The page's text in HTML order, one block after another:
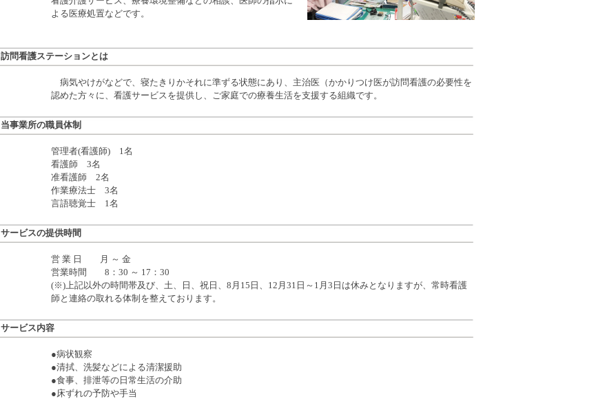
よる医療処置などです。
訪問看護ステーションとは
病気やけがなどで、寝たきりかそれに準ずる状態にあり、主治医（かかりつけ医が訪問看護の必要性を
認めた方々に、看護サービスを提供し、ご家庭での療養生活を支援する組織です。
当事業所の職員体制
管理者(看護師) 1名
看護師 3名
准看護師 2名
作業療法士 3名
言語聴覚士 1名
サービスの提供時間
営 業 日 月 ～ 金
営業時間 8：30 ～ 17：30
(※)上記以外の時間帯及び、土、日、祝日、8月15日、12月31日～1月3日は休みとなりますが、常時看護
師と連絡の取れる体制を整えております。
サービス内容
●病状観察
●清拭、洗髪などによる清潔援助
●食事、排泄等の日常生活の介助
●床ずれの予防や手当